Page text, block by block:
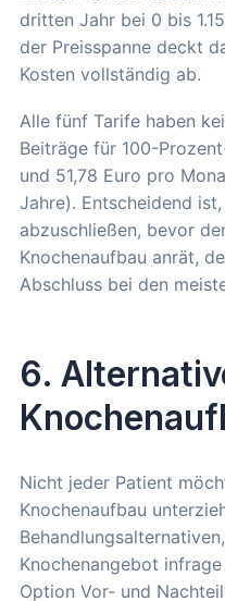
dritten Jahr bei 0 bis
der Preisspanne deckt
Kosten vollständig ab.
Alle fünf Tarife haben
Beiträge für 100-
und 51,78 Euro pro
Jahre). Entscheidend
abzuschließen, bevor
Knochenaufbau anrät,
Abschluss bei den
6.
Nicht jeder Patient
Knochenaufbau
Knochenangebot
Option Vor- und